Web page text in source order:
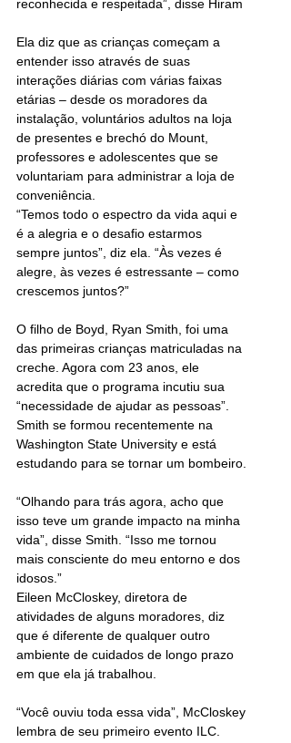
reconhecida e respeitada”, disse Hiram
Ela diz que as crianças começam a
entender isso através de suas
interações diárias com várias faixas
etárias – desde os moradores da
instalação, voluntários adultos na loja
de presentes e brechó do Mount,
professores e adolescentes que se
voluntariam para administrar a loja de
conveniência.
“Temos todo o espectro da vida aqui e
é a alegria e o desafio estarmos
sempre juntos”, diz ela. “Às vezes é
alegre, às vezes é estressante – como
crescemos juntos?”
O filho de Boyd, Ryan Smith, foi uma
das primeiras crianças matriculadas na
creche. Agora com 23 anos, ele
acredita que o programa incutiu sua
“necessidade de ajudar as pessoas”.
Smith se formou recentemente na
Washington State University e está
estudando para se tornar um bombeiro.
“Olhando para trás agora, acho que
isso teve um grande impacto na minha
vida”, disse Smith. “Isso me tornou
mais consciente do meu entorno e dos
idosos.”
Eileen McCloskey, diretora de
atividades de alguns moradores, diz
que é diferente de qualquer outro
ambiente de cuidados de longo prazo
em que ela já trabalhou.
“Você ouviu toda essa vida”, McCloskey
lembra de seu primeiro evento ILC.